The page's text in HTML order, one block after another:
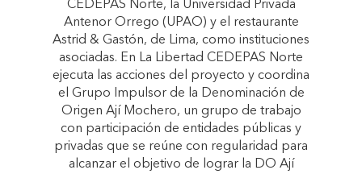
CEDEPAS Norte, la Universidad Privada
Antenor Orrego (UPAO) y el restaurante
Astrid & Gastón, de Lima, como instituciones
asociadas. En La Libertad CEDEPAS Norte
ejecuta las acciones del proyecto y coordina
el Grupo Impulsor de la Denominación de
Origen Ají Mochero, un grupo de trabajo
con participación de entidades públicas y
privadas que se reúne con regularidad para
alcanzar el objetivo de lograr la DO Ají